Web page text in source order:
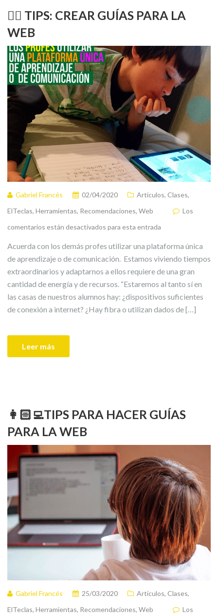
👉🏻 TIPS: CREAR GUÍAS PARA LA
WEB
Gabriel Francés 02/04/2020 Artículos, Clases,
ElTeclas, Herramientas, Recomendaciones, Web
Los
comentarios están desactivados para esta entrada
Acuerda con los demás profes utilizar una plataforma única
de aprendizaje o de comunicación. Estamos viviendo tiempos
extraordinarios y adaptarnos a ellos requiere de una gran
cantidad de energía y de recursos. “Estaremos al tanto sí en
las casas de nuestros alumnos hay: ¿dispositivos suficientes
de conexión a internet? ¿Hay fibra o utilizan dados de […]
Leer más
👩🏻‍💻TIPS PARA HACER GUÍAS
PARA LA WEB
Gabriel Francés 25/03/2020 Artículos, Clases,
ElTeclas, Herramientas, Recomendaciones, Web
Los